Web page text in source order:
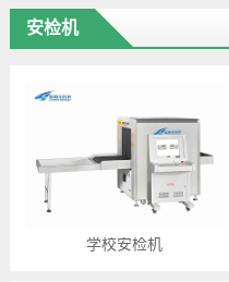
安检机
学校安检机